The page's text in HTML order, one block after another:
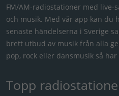
FM/AM-radiostationer med live-
och musik. Med vår app kan du
senaste händelserna i Sverige
brett utbud av musik från alla
pop, rock eller dansmusik så
Topp